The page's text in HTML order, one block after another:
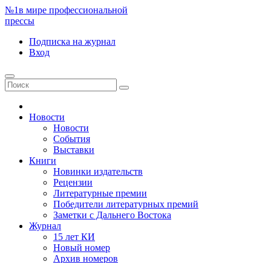
№1в мире профессиональной
прессы
Подписка на журнал
Вход
Новости
Новости
События
Выставки
Книги
Новинки издательств
Рецензии
Литературные премии
Победители литературных премий
Заметки с Дальнего Востока
Журнал
15 лет КИ
Новый номер
Архив номеров